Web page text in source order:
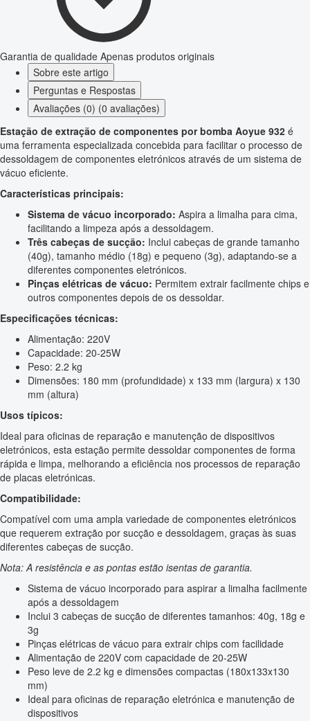
Garantia de qualidade Apenas produtos originais
Sobre este artigo
Perguntas e Respostas
Avaliações (0) (0 avaliações)
Estação de extração de componentes por bomba Aoyue 932 é
uma ferramenta especializada concebida para facilitar o processo de
dessoldagem de componentes eletrónicos através de um sistema de
vácuo eficiente.
Características principais:
Sistema de vácuo incorporado: Aspira a limalha para cima,
facilitando a limpeza após a dessoldagem.
Três cabeças de sucção: Inclui cabeças de grande tamanho
(40g), tamanho médio (18g) e pequeno (3g), adaptando-se a
diferentes componentes eletrónicos.
Pinças elétricas de vácuo: Permitem extrair facilmente chips e
outros componentes depois de os dessoldar.
Especificações técnicas:
Alimentação: 220V
Capacidade: 20-25W
Peso: 2.2 kg
Dimensões: 180 mm (profundidade) x 133 mm (largura) x 130
mm (altura)
Usos típicos:
Ideal para oficinas de reparação e manutenção de dispositivos
eletrónicos, esta estação permite dessoldar componentes de forma
rápida e limpa, melhorando a eficiência nos processos de reparação
de placas eletrónicas.
Compatibilidade:
Compatível com uma ampla variedade de componentes eletrónicos
que requerem extração por sucção e dessoldagem, graças às suas
diferentes cabeças de sucção.
Nota: A resistência e as pontas estão isentas de garantia.
Sistema de vácuo incorporado para aspirar a limalha facilmente
após a dessoldagem
Inclui 3 cabeças de sucção de diferentes tamanhos: 40g, 18g e
3g
Pinças elétricas de vácuo para extrair chips com facilidade
Alimentação de 220V com capacidade de 20-25W
Peso leve de 2.2 kg e dimensões compactas (180x133x130
mm)
Ideal para oficinas de reparação eletrónica e manutenção de
dispositivos